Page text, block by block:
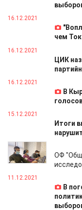
16.12.2021
чем
16.12.2021
ЦИК
16.12.2021
В
15.12.2021
Итоги
13.12.2021
ОФ
11.12.2021
В